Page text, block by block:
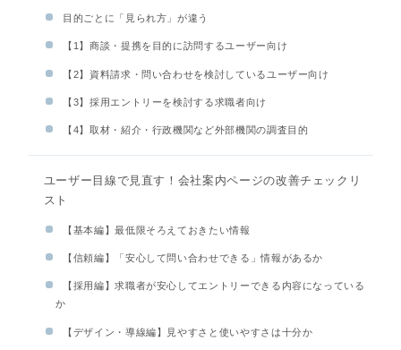
目的ごとに「見られ方」が違う
【1】商談・提携を目的に訪問するユーザー向け
【2】資料請求・問い合わせを検討しているユーザー向け
【3】採用エントリーを検討する求職者向け
【4】取材・紹介・行政機関など外部機関の調査目的
ユーザー目線で見直す！会社案内ページの改善チェックリ
スト
【基本編】最低限そろえておきたい情報
【信頼編】「安心して問い合わせできる」情報があるか
【採用編】求職者が安心してエントリーできる内容になっている
か
【デザイン・導線編】見やすさと使いやすさは十分か